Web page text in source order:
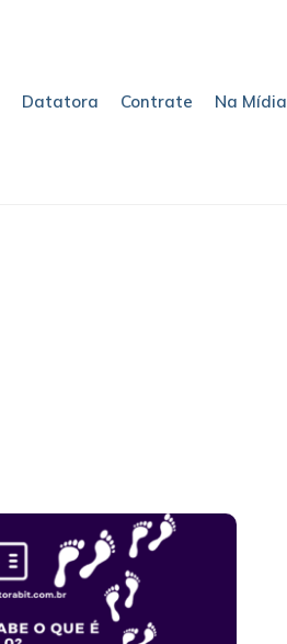
Datatora Contrate Na Mídia